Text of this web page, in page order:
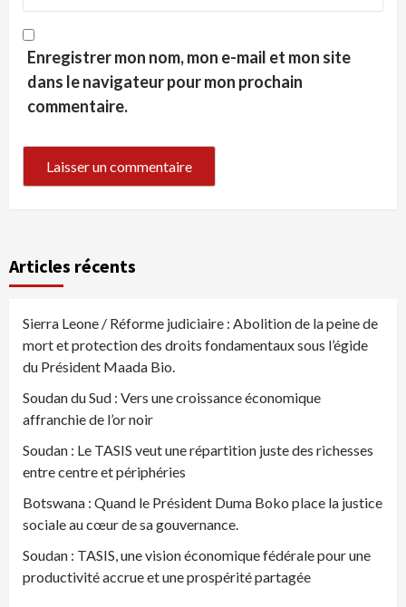
Enregistrer mon nom, mon e-mail et mon site
dans le navigateur pour mon prochain
commentaire.
Articles récents
Sierra Leone / Réforme judiciaire : Abolition de la peine de
mort et protection des droits fondamentaux sous l’égide
du Président Maada Bio.
Soudan du Sud : Vers une croissance économique
affranchie de l’or noir
Soudan : Le TASIS veut une répartition juste des richesses
entre centre et périphéries
Botswana : Quand le Président Duma Boko place la justice
sociale au cœur de sa gouvernance.
Soudan : TASIS, une vision économique fédérale pour une
productivité accrue et une prospérité partagée